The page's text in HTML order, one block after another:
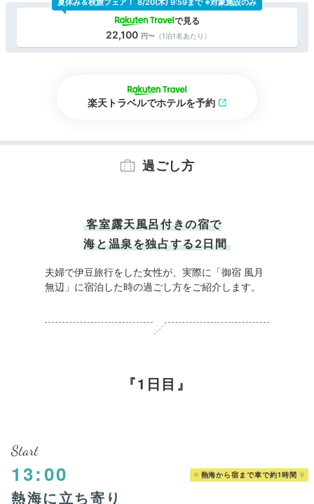
温泉のお湯はとても質が良かったです。しかし、か
なり熱いのでお水で調整するのが大変でした。
食事は朝夕部屋食でいただくことができました。
朝食は小食の私でさえ量が少ないと感じました。
冷蔵庫には無料のミネラルウォーターが２本ありま
コーヒーはドトールのドリップ珈琲が２つ。そのほ
洗い場の電球が切れかかっていたのでスタッフに連
タオルは、バスタオル２枚フェイスタオル２枚でし
トイレから出た際に手を拭くタオルがなかったので
と言われました。
山の上なので大変静かに過ごすことが出来ました。
22,100 （1泊1名あたり）
夏休み＆秋旅フェア！ 8/20(木) 9:59まで ※対象施設のみ
楽天トラベルでホテルを予約
過ごし方
客室露天風呂付きの宿で
海と温泉を独占する2日間
夫婦で伊豆旅行をした女性が、実際に「御宿 風月
無辺」に宿泊した時の過ごし方をご紹介します。
1日目
Start
13:00 熱海から宿まで車で約1時間
熱海に立ち寄り